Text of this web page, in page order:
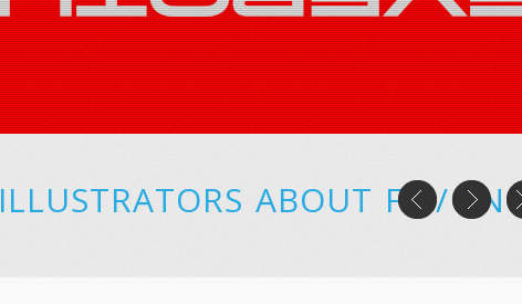
ILLUSTRATORS ABOUT FR/EN